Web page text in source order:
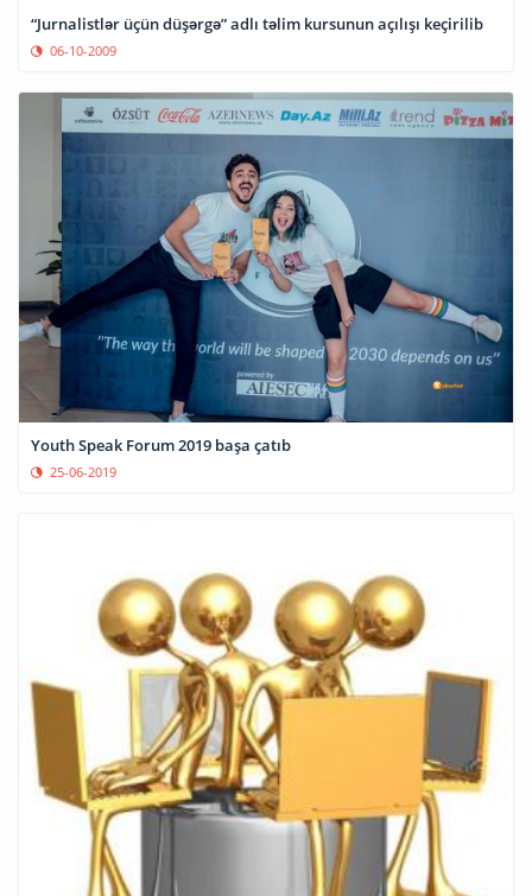
“Jurnalistlər üçün düşərgə” adlı təlim kursunun açılışı keçirilib
06-10-2009
Youth Speak Forum 2019 başa çatıb
25-06-2019